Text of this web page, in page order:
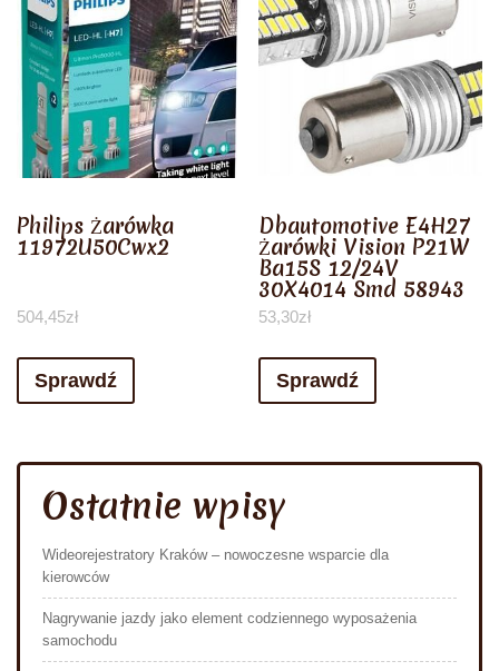
Philips Żarówka
11972U50Cwx2
504,45zł
Sprawdź
Dbautomotive E4H27
Żarówki Vision P21W
Ba15S 12/24V
30X4014 Smd 58943
53,30zł
Sprawdź
Ostatnie wpisy
Wideorejestratory Kraków – nowoczesne wsparcie dla
kierowców
Nagrywanie jazdy jako element codziennego wyposażenia
samochodu